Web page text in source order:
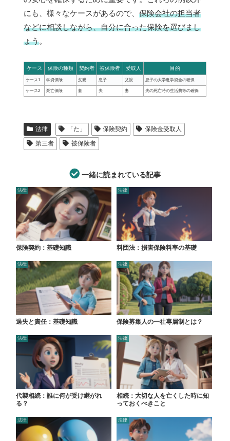
にも、様々なケースがあるので、 保険会社の担当者
などに相談しながら、自分に合った保険を選びまし
ょう。
ケース 保険の種類 契約者 被保険者 受取人 目的
ケース1 学資保険 父親 息子 父親 息子の大学進学資金の確保
ケース2 死亡保険 妻 夫 妻 夫の死亡時の生活費等の確保
法律 「た」 保険契約
保険金受取人
第三者
被保険者
一緒に読まれている記事
法律
保険契約：基礎知識
法律
料団法：損害保険料率の基礎
法律
過失と責任：基礎知識
法律
保険募集人の一社専属制とは？
法律
代襲相続：誰に何が受け継がれ
る？
法律
相続：大切な人を亡くした時に知
っておくべきこと
法律 法律